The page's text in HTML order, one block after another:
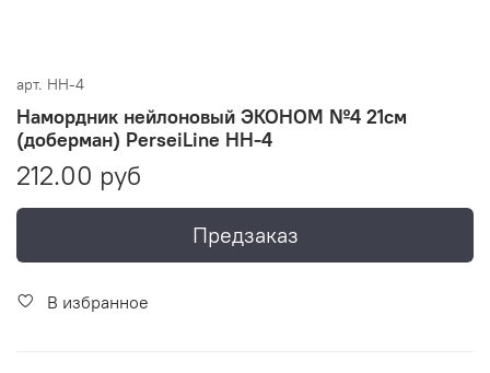
арт. НН-4
Намордник нейлоновый ЭКОНОМ №4 21см
(доберман) PerseiLine НН-4
212.00 руб
Предзаказ
В избранное